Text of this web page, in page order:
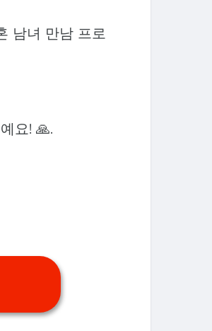
남녀 만남 프로
요! 🙏.